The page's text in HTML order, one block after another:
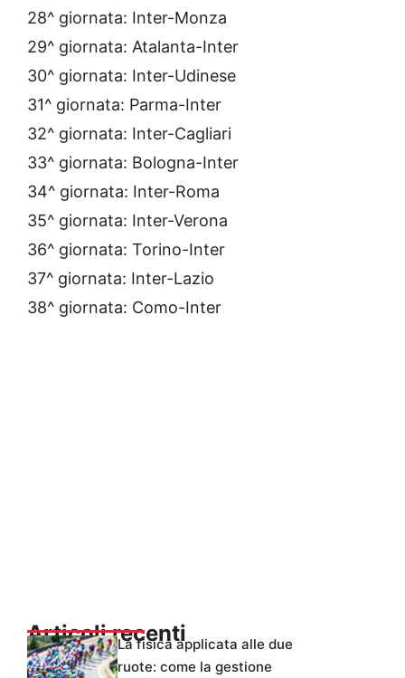
28^ giornata: Inter-Monza
29^ giornata: Atalanta-Inter
30^ giornata: Inter-Udinese
31^ giornata: Parma-Inter
32^ giornata: Inter-Cagliari
33^ giornata: Bologna-Inter
34^ giornata: Inter-Roma
35^ giornata: Inter-Verona
36^ giornata: Torino-Inter
37^ giornata: Inter-Lazio
38^ giornata: Como-Inter
Articoli recentiLa fisica applicata alle due
ruote: come la gestione